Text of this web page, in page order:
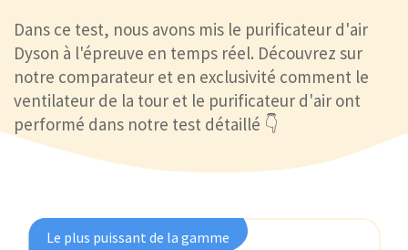
Dans ce test, nous avons mis le purificateur d'air
Dyson à l'épreuve en temps réel. Découvrez sur
notre comparateur et en exclusivité comment le
ventilateur de la tour et le purificateur d'air ont
performé dans notre test détaillé 👇
Le plus puissant de la gamme